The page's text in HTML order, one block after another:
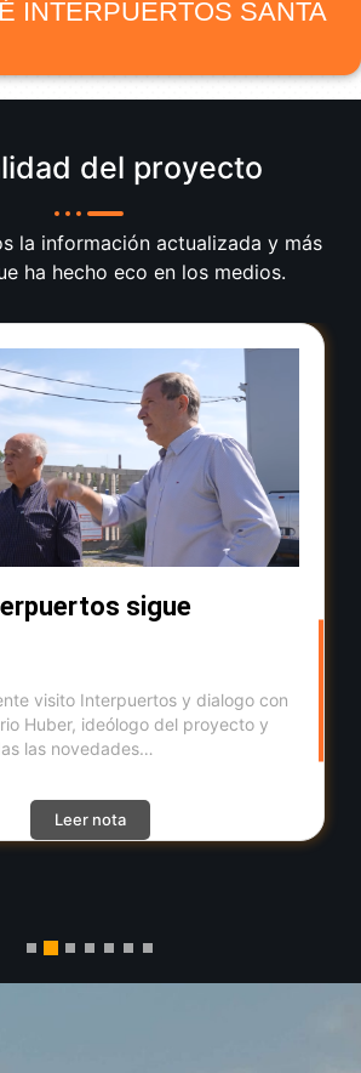
INTERPUERTOS SANTA
del proyecto
la información actualizada y más
ha hecho eco en los medios.
01
Santo Tomé
Se pone en marcha Interpuertos
orientado a la redistribución de